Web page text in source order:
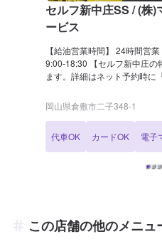
セルフ新中庄SS / (株
ービス
【給油営業時間】 24時間営業 【メンテナンス受付時間】 [年中無休]
9:00-18:30 【セルフ新中庄の特徴】 〈代車無料貸出〉 ご用意ござい
ます。詳細はネット予約時に「希望
上げます。 〈レンタカー〉 当店ではレンタカーも取り扱っておりま
す。詳しくはお問合せください。 【国家資格保持者が在籍】 2
い。日常で気になるトラブルもご相談下さ
資格を持っております】 セル
しております。 →より多くの
岡山県倉敷市二子348-1
代車OK カードOK 電子
この店舗の他のメニュ